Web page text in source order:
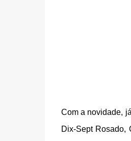
Com a novidade,
Dix-Sept Rosado,